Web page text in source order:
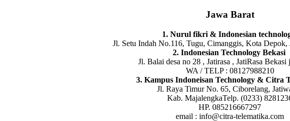
Jawa Barat
1. Nurul fikri & Indonesian
Jl. Setu Indah No.116, Tugu, Cimanggis, Kota Depok,
2. Indonesian Technology Bekasi
Jl. Balai desa no 28 , Jatirasa , JatiRasa Bekasi
WA / TELP : 08127988210
3. Kampus Indoneisan Technology & Citra
Jl. Raya Timur No. 65, Ciborelang,
Kab. MajalengkaTelp. (0233)
HP. 085216667297
email : info@citra-telematika.com